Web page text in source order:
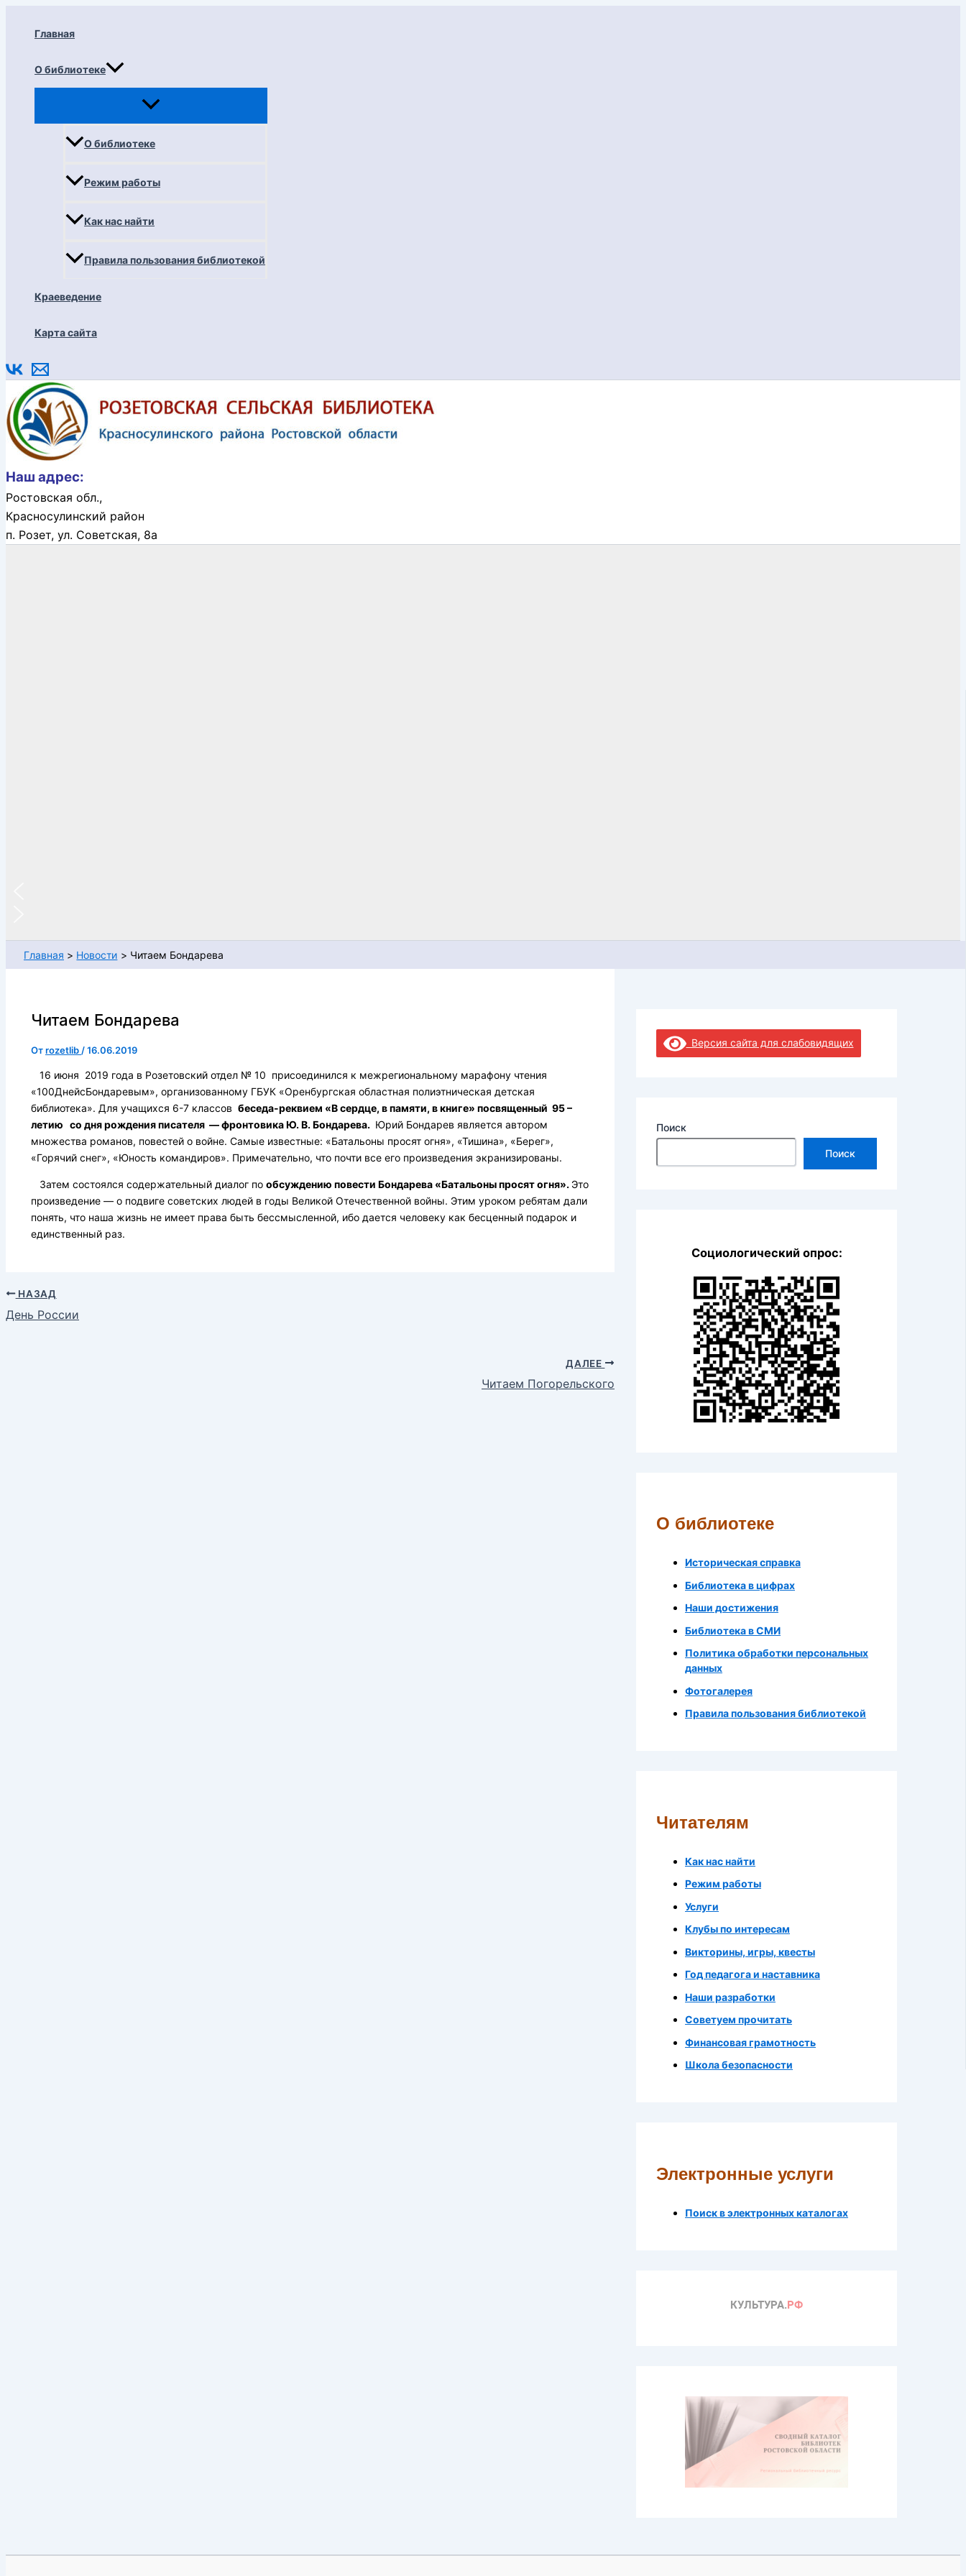
Главная
О библиотеке
О библиотеке
Режим работы
Как нас найти
Правила пользования библиотекой
Краеведение
Карта сайта
Наш адрес:
Ростовская обл.,
Красносулинский район
п. Розет, ул. Советская, 8а
Главная Новости Читаем Бондарева
Читаем Бондарева
Отrozetlib /16.06.2019
16 июня 2019 года в Розетовский отдел № 10 присоединился к межрегиональному марафону чтения
«100ДнейсБондаревым», организованному ГБУК «Оренбургская областная полиэтническая детская
библиотека». Для учащихся 6-7 классов беседа-реквием «В сердце, в памяти, в книге» посвященный 95 –
летию со дня рождения писателя — фронтовика Ю. В. Бондарева. Юрий Бондарев является автором
множества романов, повестей о войне. Самые известные: «Батальоны просят огня», «Тишина», «Берег»,
«Горячий снег», «Юность командиров». Примечательно, что почти все его произведения экранизированы.
Затем состоялся содержательный диалог по обсуждению повести Бондарева «Батальоны просят огня». Это
произведение — о подвиге советских людей в годы Великой Отечественной войны. Этим уроком ребятам дали
понять, что наша жизнь не имеет права быть бессмысленной, ибо дается человеку как бесценный подарок и
единственный раз.
НАЗАД
День России
ДАЛЕЕ
Читаем Погорельского
Версия сайта для слабовидящих
Поиск
Поиск
Социологический опрос:
О библиотеке
Историческая справка
Библиотека в цифрах
Наши достижения
Библиотека в СМИ
Политика обработки персональных
данных
Фотогалерея
Правила пользования библиотекой
Читателям
Как нас найти
Режим работы
Услуги
Клубы по интересам
Викторины, игры, квесты
Год педагога и наставника
Наши разработки
Советуем прочитать
Финансовая грамотность
Школа безопасности
Электронные услуги
Поиск в электронных каталогах